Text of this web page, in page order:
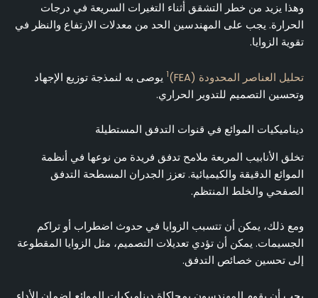
وهذا يزيد من خطر التشقق أثناء التغيرات السريعة في درجات
الحرارة. يجب على المهندسين الحد من معدلات الارتفاع والنظر في
تقوية الزوايا.
تحليل العناصر المحدودة (FEA) 1 يوصى به لنمذجة توزيع الإجهاد
وتحسين التصميم للتدوير الحراري.
ديناميكيات الموائع في قنوات التدفق المستطيلة
تخلق الأنابيب المربعة ملامح تدفق فريدة من نوعها في أنظمة
الموائع الدقيقة والكيميائية. تعزز الجدران المسطحة التدفق
الصفحي والخلط المنتظم.
ومع ذلك، يمكن أن تتسبب الزوايا في حدوث اضطراب أو تراكم
الجسيمات. يمكن أن تؤدي تعديلات التصميم، مثل الزوايا المقطوعة
إلى تحسين خصائص التدفق.